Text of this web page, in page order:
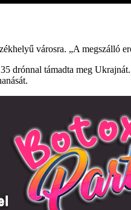
városra. „A megszálló
drónnal támadta meg